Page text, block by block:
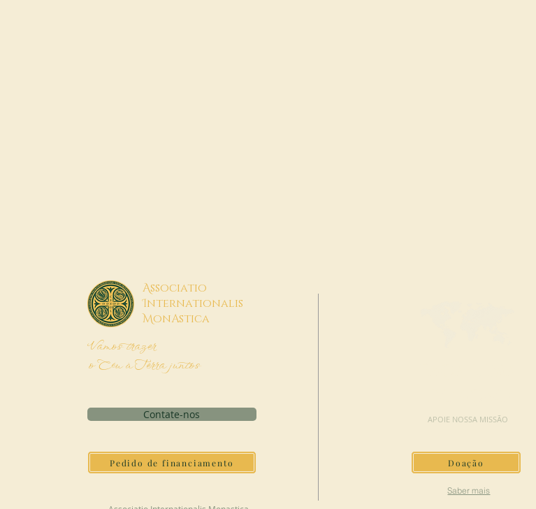
Associatio
Internationalis
MonAstica
Vamos trazer
o Céu à Terra juntos
Contate-nos
Pedido de financiamento
APOIE NOSSA MISSÃO
Doação
Saber mais